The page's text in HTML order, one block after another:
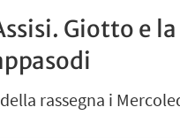
Giotto e
rassegna i